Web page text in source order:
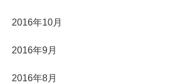
2016年10月
2016年9月
2016年8月